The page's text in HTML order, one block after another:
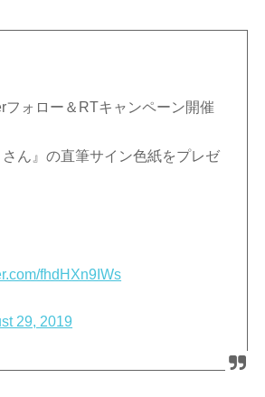
ォロー＆RTキャンペーン開催
さん』の直筆サイン色紙をプレゼ
fhdHXn9IWs
29, 2019